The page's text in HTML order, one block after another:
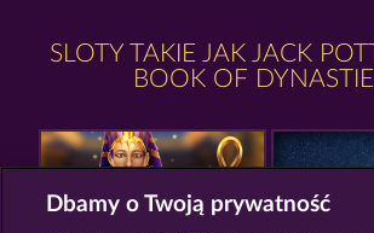
SLOTY TAKIE JAK JACK
BOOK OF
Dbamy o Twoją prywatność